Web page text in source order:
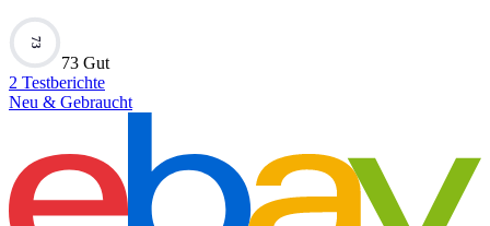
73
73 Gut
2 Testberichte
Neu & Gebraucht